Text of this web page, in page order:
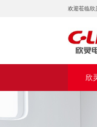
欢迎莅临欣
欣